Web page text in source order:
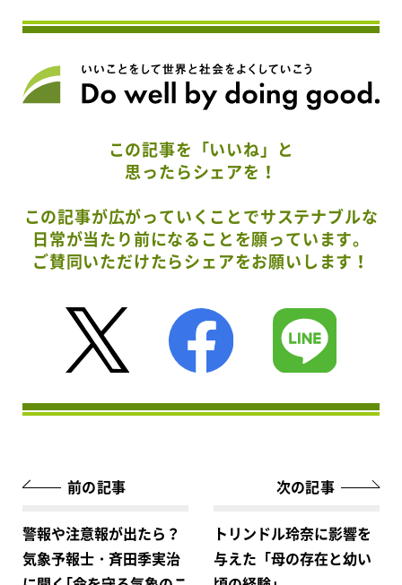
この記事を「いいね」と
思ったらシェアを！
この記事が広がっていくことでサステナブルな
日常が当たり前になることを願っています。
ご賛同いただけたらシェアをお願いします！
前の記事
警報や注意報が出たら？
気象予報士・斉田季実治
次の記事
トリンドル玲奈に影響を
与えた「母の存在と幼い